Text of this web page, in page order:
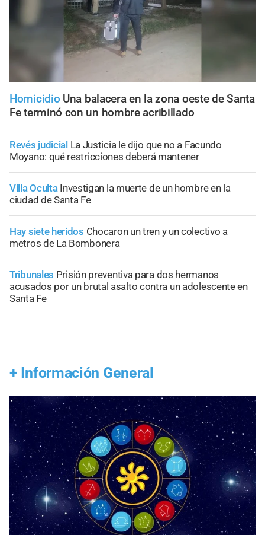
Homicidio Una balacera en la zona oeste de Santa
Fe terminó con un hombre acribillado
Revés judicial La Justicia le dijo que no a Facundo
Moyano: qué restricciones deberá mantener
Villa Oculta Investigan la muerte de un hombre en la
ciudad de Santa Fe
Hay siete heridos Chocaron un tren y un colectivo a
metros de La Bombonera
Tribunales Prisión preventiva para dos hermanos
acusados por un brutal asalto contra un adolescente en
Santa Fe
+ Información General